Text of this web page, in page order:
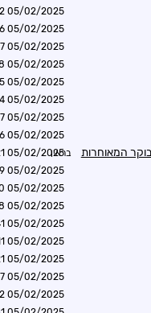
05/02/2025 00:32
05/02/2025 00:36
05/02/2025 00:37
05/02/2025 09:28
05/02/2025 00:55
05/02/2025 01:34
05/02/2025 06:37
05/02/2025 06:56
המאוחרות בראין
05/02/2025 07:21
05/02/2025 07:29
05/02/2025 07:50
05/02/2025 08:28
05/02/2025 08:41
05/02/2025 09:11
05/02/2025 09:21
05/02/2025 09:27
05/02/2025 09:42